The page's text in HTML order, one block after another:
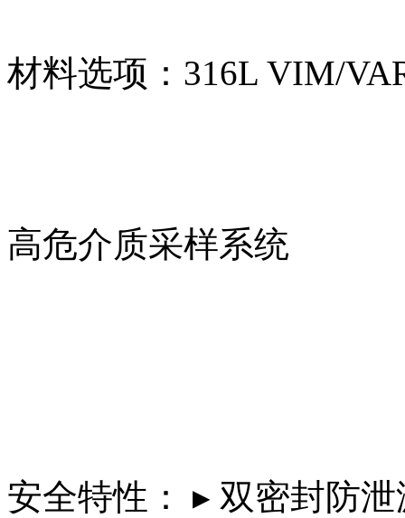
材料选项：316L VIM/
高危介质采样系统
安全特性： ▸ 双密封防